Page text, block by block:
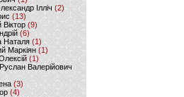
Ілліч (2)
(13)
Віктор(9)
(6)
Наталя (1)
Маркіян(1)
(1)
Валерійович
(3)
(4)